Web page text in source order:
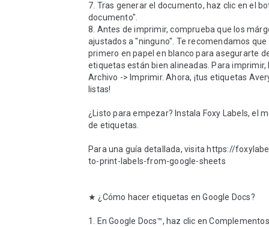
7. Tras generar el documento, haz clic en el
documento".
8. Antes de imprimir, comprueba que los
ajustados a "ninguno". Te recomendamos
primero en papel en blanco para asegurarte
etiquetas están bien alineadas. Para imprimir,
Archivo -> Imprimir. Ahora, ¡tus etiquetas
listas!
¿Listo para empezar? Instala Foxy Labels, el
de etiquetas.
Para una guía detallada, visita https://
to-print-labels-from-google-sheets
★ ¿Cómo hacer etiquetas en Google Docs?
1. En Google Docs™, haz clic en